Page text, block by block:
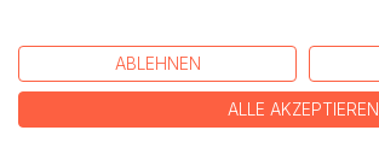
ABLEHNEN
ALLE AKZEPTIEREN